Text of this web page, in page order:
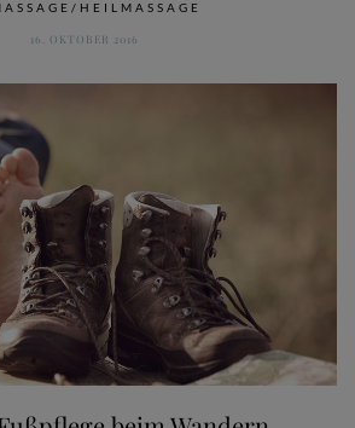
HEILMASSAGE
16. OKTOBER 2016